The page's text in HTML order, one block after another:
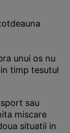
unui os nu
timp tesutul
sau
miscare
situatii in